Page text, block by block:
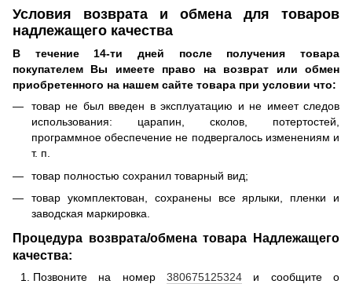
Условия возврата и обмена для товаров
надлежащего качества
В течение 14-ти дней после получения товара
покупателем Вы имеете право на возврат или обмен
приобретенного на нашем сайте товара при условии что:
товар не был введен в эксплуатацию и не имеет следов
использования: царапин, сколов, потертостей,
программное обеспечение не подвергалось изменениям и
т. п.
товар полностью сохранил товарный вид;
товар укомплектован, сохранены все ярлыки, пленки и
заводская маркировка.
Процедура возврата/обмена товара Надлежащего
качества:
Позвоните на номер 380675125324 и сообщите о